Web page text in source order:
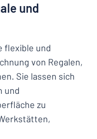
und
flexible und
von Regalen,
Sie lassen sich
und
zu